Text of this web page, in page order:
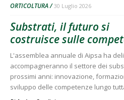
ORTICOLTURA 30 Luglio 2026
Substrati, il futuro si
costruisce sulle
L'assemblea annuale di Aipsa ha
accompagneranno il settore dei
prossimi anni: innovazione,
sviluppo delle competenze lungo